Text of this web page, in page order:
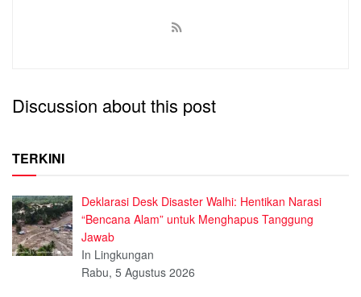
Discussion about this post
TERKINI
Deklarasi Desk Disaster Walhi: Hentikan Narasi
“Bencana Alam” untuk Menghapus Tanggung
Jawab
In Lingkungan
Rabu, 5 Agustus 2026